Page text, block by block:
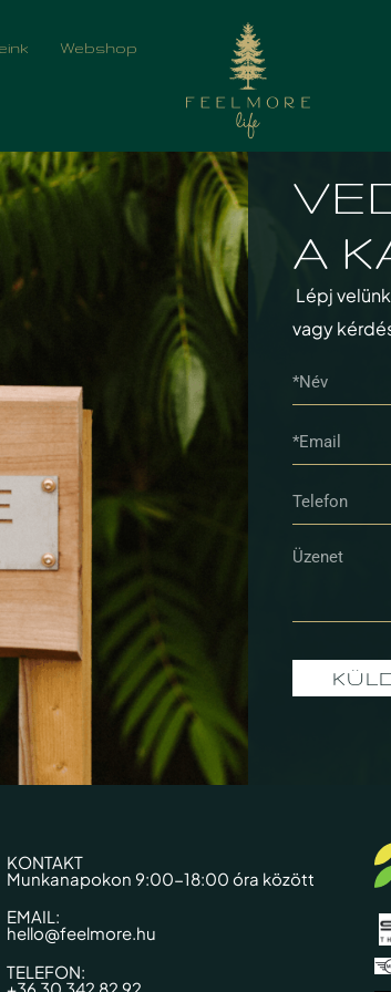
Webshop
A
Lépj
vagy
KONTAKT
Munkanapokon 9:00-18:00 óra között​
EMAIL:
hello@feelmore.hu
TELEFON:
+36 30 342 82 92